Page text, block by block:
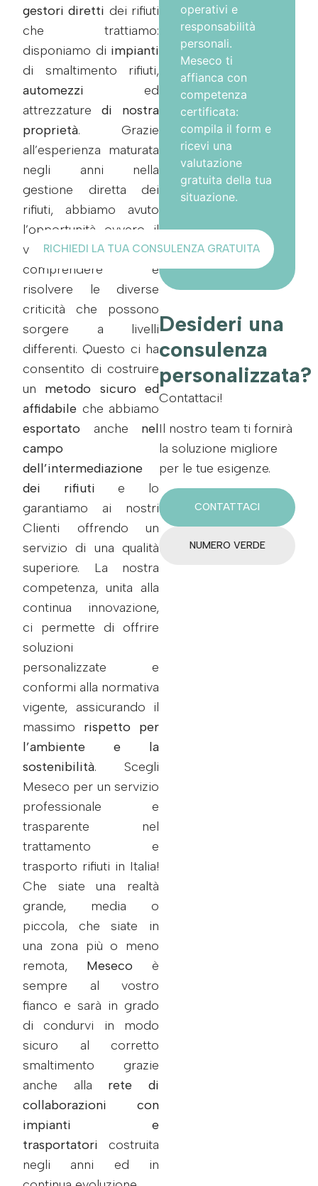
gestori diretti dei rifiuti
che trattiamo:
disponiamo di impianti
di smaltimento rifiuti,
automezzi ed
attrezzature di nostra
proprietà. Grazie
all’esperienza maturata
negli anni nella
gestione diretta dei
rifiuti, abbiamo avuto
l’opportunità ovvero il
vantaggio di
comprendere e
risolvere le diverse
criticità che possono
sorgere a livelli
differenti. Questo ci ha
consentito di costruire
un metodo sicuro ed
affidabile che abbiamo
esportato anche nel
campo
dell’intermediazione
dei rifiuti e lo
garantiamo ai nostri
Clienti offrendo un
servizio di una qualità
superiore. La nostra
competenza, unita alla
continua innovazione,
ci permette di offrire
soluzioni
personalizzate e
conformi alla normativa
vigente, assicurando il
massimo rispetto per
l’ambiente e la
sostenibilità. Scegli
Meseco per un servizio
professionale e
trasparente nel
trattamento e
trasporto rifiuti in Italia!
Che siate una realtà
grande, media o
piccola, che siate in
una zona più o meno
remota, Meseco è
sempre al vostro
fianco e sarà in grado
di condurvi in modo
sicuro al corretto
smaltimento grazie
anche alla rete di
collaborazioni con
impianti e
trasportatori costruita
negli anni ed in
operativi e
responsabilità
personali.
Meseco ti
affianca con
competenza
certificata:
compila il form e
ricevi una
valutazione
gratuita della tua
situazione.
RICHIEDI LA TUA CONSULENZA GRATUITA
Desideri una
consulenza
personalizzata?
Contattaci!
Il nostro team ti fornirà
la soluzione migliore
per le tue esigenze.
CONTATTACI
NUMERO VERDE